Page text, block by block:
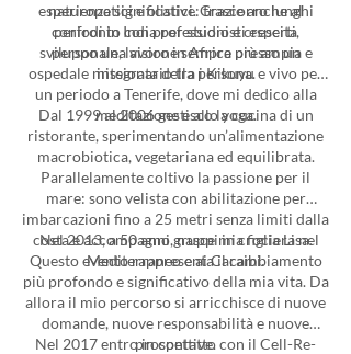
naturopatici e olistici. Grazie anche al
confronto con professionisti esperti,
sviluppo una visione sempre più ampia e
integrata della persona.
esperienze significative: trascorro lunghi
periodi in India per studio e crescita
personale, lavoro in Africa presso un
ospedale missionario tra i Kikuyu e vivo per
un periodo a Tenerife, dove mi dedico alla
meditazione e allo yoga.
Dal 1999 al 2006 gestisco la cucina di un
ristorante, sperimentando un’alimentazione
macrobiotica, vegetariana ed equilibrata.
Parallelamente coltivo la passione per il
mare: sono velista con abilitazione per
imbarcazioni fino a 25 metri senza limiti dalla
costa e accompagno gruppi in crociera nel
Mediterraneo e ai Caraibi.
Nel 2013, a 50 anni, nasce mia figlia Lisa.
Questo evento rappresenta il cambiamento
più profondo e significativo della mia vita. Da
allora il mio percorso si arricchisce di nuove
domande, nuove responsabilità e nuove
prospettive.
Nel 2017 entro in contatto con il Cell-Re-